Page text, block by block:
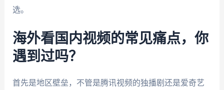
选。
海外看国内视频的常见痛点，你
遇到过吗？
首先是地区壁垒，不管是腾讯视频的独播剧还是爱奇艺